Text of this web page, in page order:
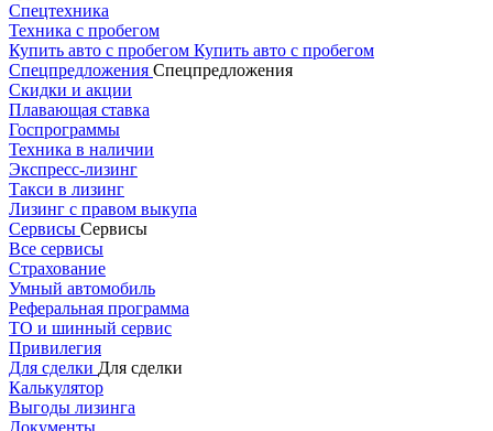
Спецтехника
Техника с пробегом
Купить авто с пробегом Купить авто с пробегом
Спецпредложения Спецпредложения
Скидки и акции
Плавающая ставка
Госпрограммы
Техника в наличии
Экспресс-лизинг
Такси в лизинг
Лизинг с правом выкупа
Сервисы Сервисы
Все сервисы
Страхование
Умный автомобиль
Реферальная программа
ТО и шинный сервис
Привилегия
Для сделки Для сделки
Калькулятор
Выгоды лизинга
Документы